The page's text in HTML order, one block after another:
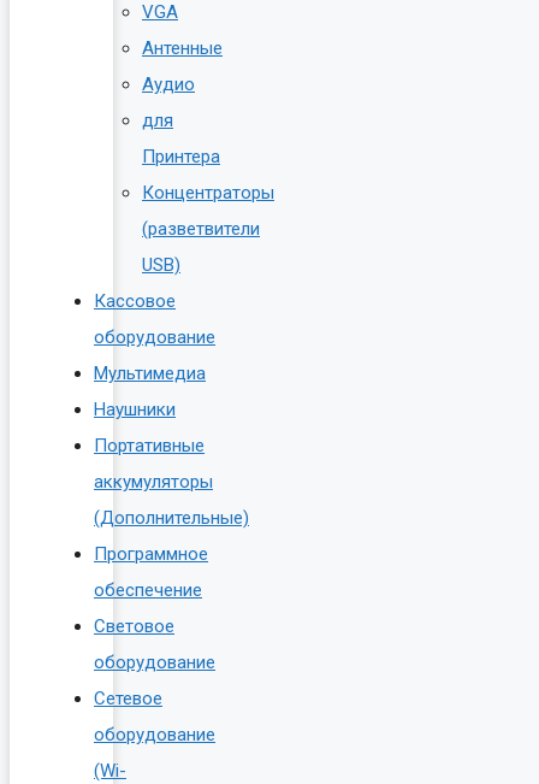
VGA
Антенные
Аудио
для
Принтера
Концентраторы
(разветвители
USB)
Кассовое
оборудование
Мультимедиа
Наушники
Портативные
аккумуляторы
(Дополнительные)
Программное
обеспечение
Световое
оборудование
Сетевое
оборудование
(Wi-